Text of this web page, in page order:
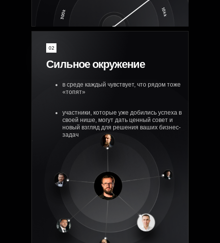
02
Сильное окружение
в среде каждый чувствует, что рядом тоже
«топят»
участники, которые уже добились успеха в
своей нише, могут дать ценный совет и
новый взгляд для решения ваших бизнес-
задач